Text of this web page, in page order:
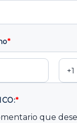
*
*
que